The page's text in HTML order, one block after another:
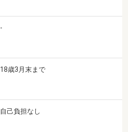
-
18歳3月末まで
自己負担なし